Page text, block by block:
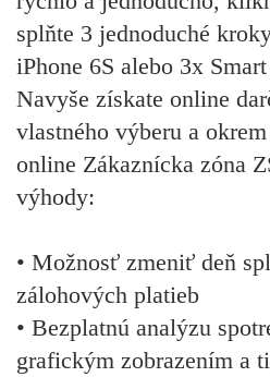
splňte 3 jednoduché
iPhone 6S alebo 3x
Navyše získate online
vlastného výberu a
online Zákaznícka zóna
výhody:
• Možnosť zmeniť deň
zálohových platieb
• Bezplatnú analýzu
grafickým zobrazením a